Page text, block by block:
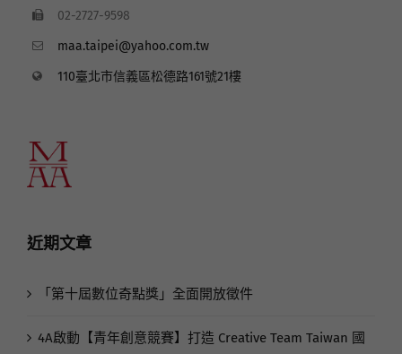
02-2727-9598
maa.taipei@yahoo.com.tw
110臺北市信義區松德路161號21樓
近期文章
「第十屆數位奇點獎」全面開放徵件
4A啟動【青年創意競賽】打造 Creative Team Taiwan 國